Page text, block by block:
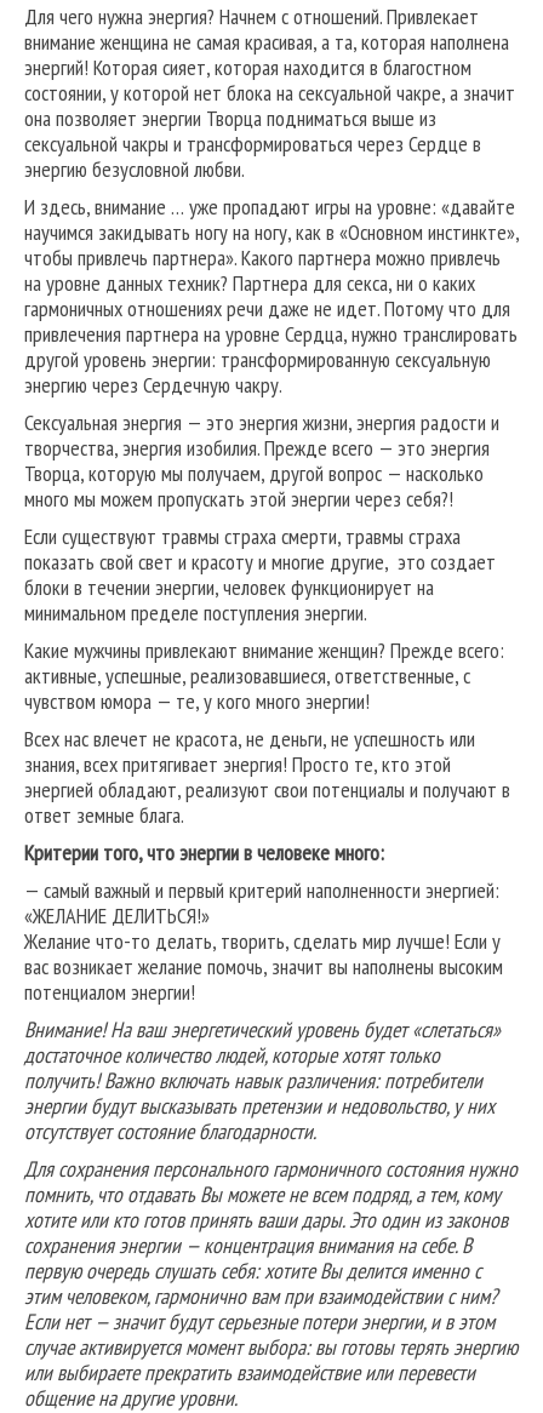
Для чего нужна энергия? Начнем с отношений. Привлекает
внимание женщина не самая красивая, а та, которая наполнена
энергий! Которая сияет, которая находится в благостном
состоянии, у которой нет блока на сексуальной чакре, а значит
она позволяет энергии Творца подниматься выше из
сексуальной чакры и трансформироваться через Сердце в
энергию безусловной любви.
И здесь, внимание … уже пропадают игры на уровне: «давайте
научимся закидывать ногу на ногу, как в «Основном инстинкте»,
чтобы привлечь партнера». Какого партнера можно привлечь
на уровне данных техник? Партнера для секса, ни о каких
гармоничных отношениях речи даже не идет. Потому что для
привлечения партнера на уровне Сердца, нужно транслировать
другой уровень энергии: трансформированную сексуальную
энергию через Сердечную чакру.
Сексуальная энергия — это энергия жизни, энергия радости и
творчества, энергия изобилия. Прежде всего — это энергия
Творца, которую мы получаем, другой вопрос — насколько
много мы можем пропускать этой энергии через себя?!
Если существуют травмы страха смерти, травмы страха
показать свой свет и красоту и многие другие, это создает
блоки в течении энергии, человек функционирует на
минимальном пределе поступления энергии.
Какие мужчины привлекают внимание женщин? Прежде всего:
активные, успешные, реализовавшиеся, ответственные, с
чувством юмора — те, у кого много энергии!
Всех нас влечет не красота, не деньги, не успешность или
знания, всех притягивает энергия! Просто те, кто этой
энергией обладают, реализуют свои потенциалы и получают в
ответ земные блага.
Критерии того, что энергии в человеке много:
— самый важный и первый критерий наполненности энергией:
«ЖЕЛАНИЕ ДЕЛИТЬСЯ!»
Желание что-то делать, творить, сделать мир лучше! Если у
вас возникает желание помочь, значит вы наполнены высоким
потенциалом энергии!
Внимание! На ваш энергетический уровень будет «слетаться»
достаточное количество людей, которые хотят только
получить! Важно включать навык различения: потребители
энергии будут высказывать претензии и недовольство, у них
отсутствует состояние благодарности.
Для сохранения персонального гармоничного состояния нужно
помнить, что отдавать Вы можете не всем подряд, а тем, кому
хотите или кто готов принять ваши дары. Это один из законов
сохранения энергии — концентрация внимания на себе. В
первую очередь слушать себя: хотите Вы делится именно с
этим человеком, гармонично вам при взаимодействии с ним?
Если нет — значит будут серьезные потери энергии, и в этом
случае активируется момент выбора: вы готовы терять энергию
или выбираете прекратить взаимодействие или перевести
общение на другие уровни.